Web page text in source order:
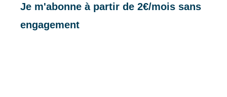
Je m'abonne à partir de 2€/mois sans
engagement